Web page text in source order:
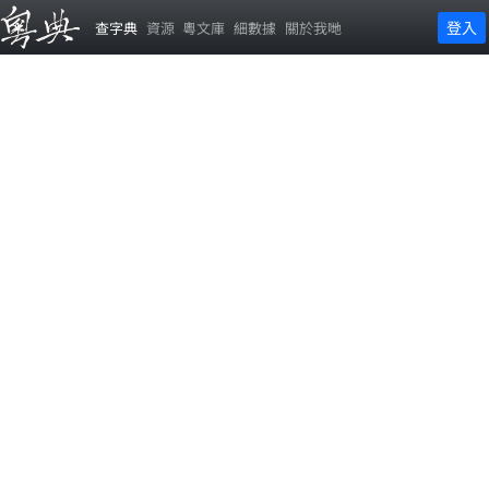
查字典 資源 粵文庫 細數據 關於我哋 登入